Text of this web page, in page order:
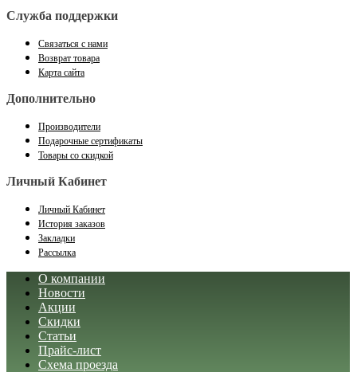
Служба поддержки
Связаться с нами
Возврат товара
Карта сайта
Дополнительно
Производители
Подарочные сертификаты
Товары со скидкой
Личный Кабинет
Личный Кабинет
История заказов
Закладки
Рассылка
О компании
Новости
Акции
Скидки
Статьи
Прайс-лист
Схема проезда